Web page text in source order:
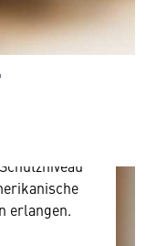
externen
allerdings
zu Geräten
EU-
erlangen.